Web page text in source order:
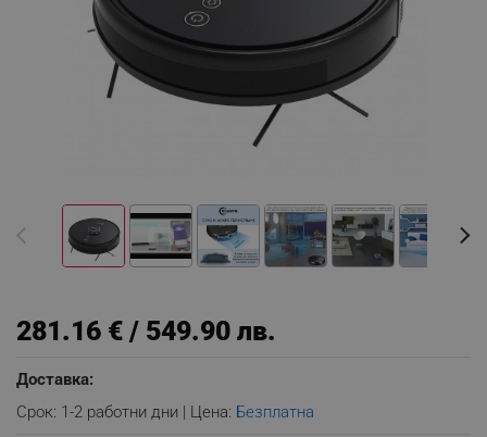
281.16 € / 549.90 лв.
Доставка:
Срок: 1-2 работни дни | Цена: Безплатна